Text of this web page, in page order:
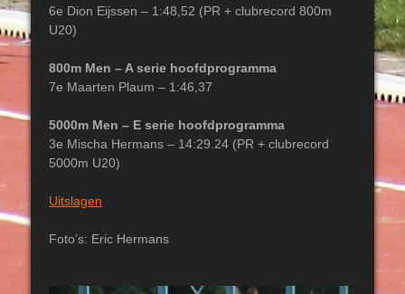
6e Dion Eijssen – 1:48,52 (PR + clubrecord 800m
U20)
800m Men – A serie hoofdprogramma
7e Maarten Plaum – 1:46,37
5000m Men – E serie hoofdprogramma
3e Mischa Hermans – 14:29.24 (PR + clubrecord
5000m U20)
Uitslagen
Foto’s: Eric Hermans